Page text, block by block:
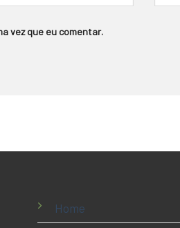
vez que eu comentar.
Home